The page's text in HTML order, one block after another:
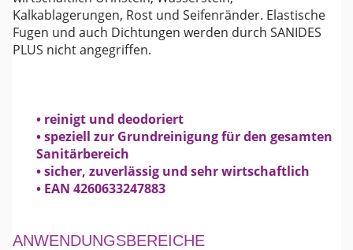
Kalkablagerungen, Rost und Seifenränder. Elastische
Fugen und auch Dichtungen werden durch SANIDES
PLUS nicht angegriffen.
• reinigt und deodoriert
• speziell zur Grundreinigung für den gesamten
Sanitärbereich
• sicher, zuverlässig und sehr wirtschaftlich
• EAN 4260633247883
ANWENDUNGSBEREICHE